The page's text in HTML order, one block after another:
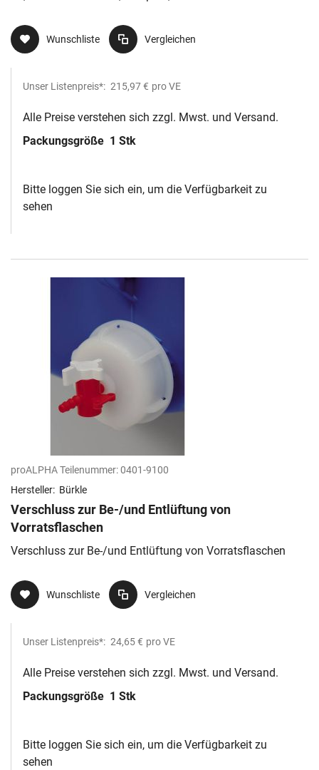
Wunschliste Vergleichen
Unser Listenpreis*: 215,97 € pro VE
Alle Preise verstehen sich zzgl. Mwst. und Versand.
Packungsgröße 1 Stk
Bitte loggen Sie sich ein, um die Verfügbarkeit zu
sehen
proALPHA Teilenummer:0401-9100
Hersteller: Bürkle
Verschluss zur Be-/und Entlüftung von
Vorratsflaschen
Verschluss zur Be-/und Entlüftung von Vorratsflaschen
Wunschliste Vergleichen
Unser Listenpreis*: 24,65 € pro VE
Alle Preise verstehen sich zzgl. Mwst. und Versand.
Packungsgröße 1 Stk
Bitte loggen Sie sich ein, um die Verfügbarkeit zu
sehen